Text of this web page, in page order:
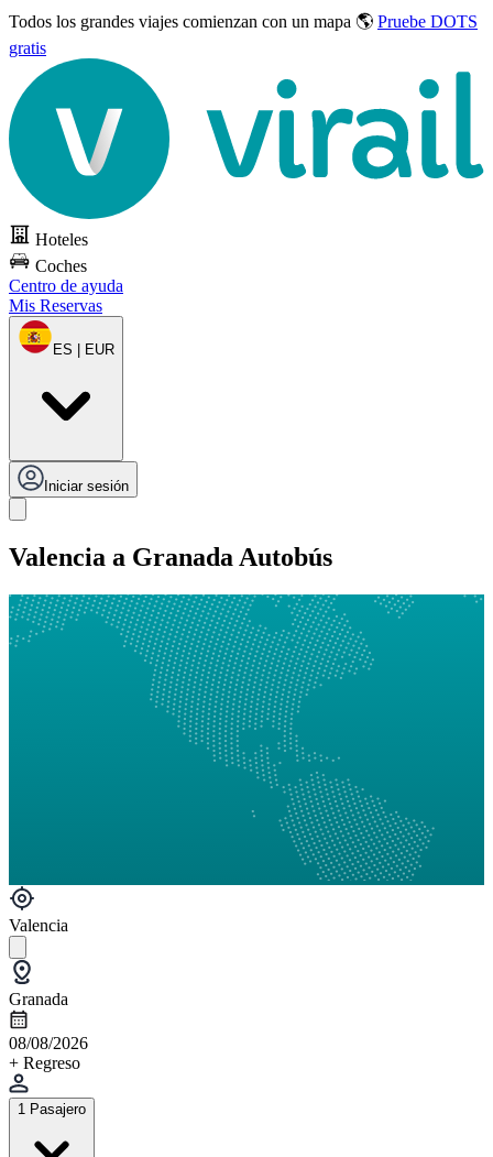
Todos los grandes viajes comienzan con un mapa 🌎 Pruebe DOTS
gratis
Hoteles
Coches
Centro de ayuda
Mis Reservas
ES | EUR
Iniciar sesión
Valencia a Granada Autobús
Valencia
Granada
08/08/2026
+ Regreso
1 Pasajero